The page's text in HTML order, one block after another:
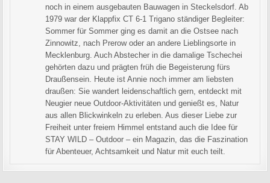
noch in einem ausgebauten Bauwagen in Steckelsdorf. Ab
1979 war der Klappfix CT 6-1 Trigano ständiger Begleiter:
Sommer für Sommer ging es damit an die Ostsee nach
Zinnowitz, nach Prerow oder an andere Lieblingsorte in
Mecklenburg. Auch Abstecher in die damalige Tschechei
gehörten dazu und prägten früh die Begeisterung fürs
Draußensein. Heute ist Annie noch immer am liebsten
draußen: Sie wandert leidenschaftlich gern, entdeckt mit
Neugier neue Outdoor-Aktivitäten und genießt es, Natur
aus allen Blickwinkeln zu erleben. Aus dieser Liebe zur
Freiheit unter freiem Himmel entstand auch die Idee für
STAY WILD – Outdoor – ein Magazin, das die Faszination
für Abenteuer, Achtsamkeit und Natur mit euch teilt.